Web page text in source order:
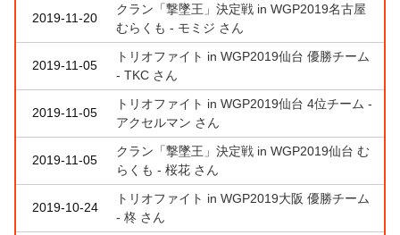
2019-11-20
クラン「撃墜王」決定戦 in WGP2019名古屋
むらくも - モミジ さん
2019-11-05
トリオファイト in WGP2019仙台 優勝チーム
- TKC さん
2019-11-05
トリオファイト in WGP2019仙台 4位チーム -
アクセルマン さん
2019-11-05
クラン「撃墜王」決定戦 in WGP2019仙台 む
らくも - 桜花 さん
2019-10-24
トリオファイト in WGP2019大阪 優勝チーム
- 柊 さん